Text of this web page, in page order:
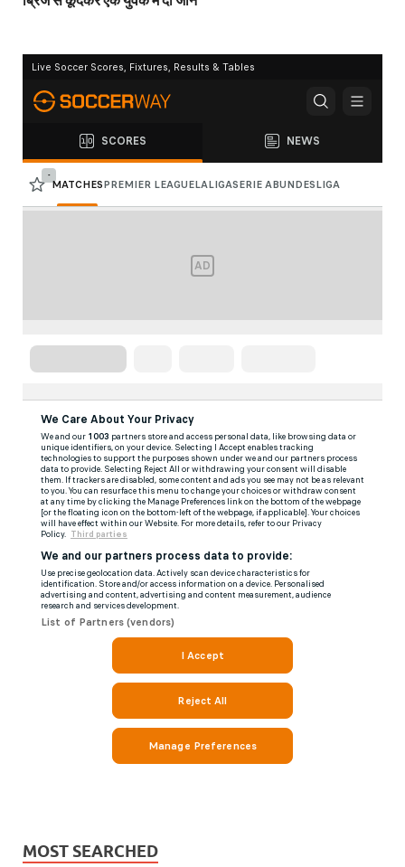
MOST SEARCHED